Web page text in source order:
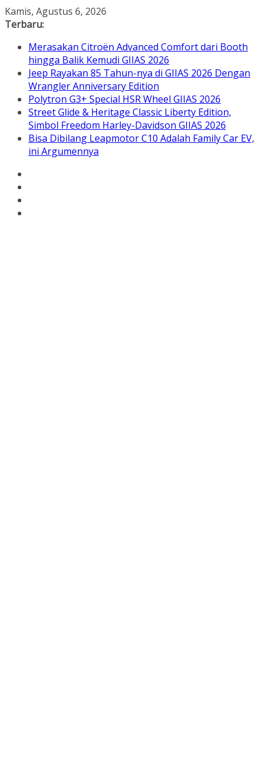
Skip
to
Kamis, Agustus 6, 2026
Terbaru:
Merasakan Citroën Advanced Comfort dari Booth
hingga Balik Kemudi GIIAS 2026
Jeep Rayakan 85 Tahun-nya di GIIAS 2026 Dengan
Wrangler Anniversary Edition
Polytron G3+ Special HSR Wheel GIIAS 2026
Street Glide & Heritage Classic Liberty Edition,
Simbol Freedom Harley-Davidson GIIAS 2026
Bisa Dibilang Leapmotor C10 Adalah Family Car EV,
ini Argumennya